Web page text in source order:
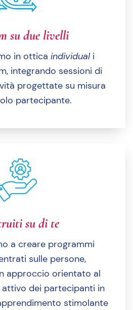
su due livelli
in ottica individuali
integrando sessioni di
progettate su misura
partecipante.
su di te
a creare programmi
sulle persone,
approccio orientato al
dei partecipanti in
stimolante